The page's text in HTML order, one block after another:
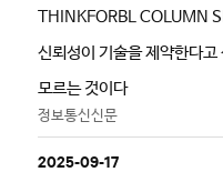
THINKFORBL COLUMN
신뢰성이 기술을 제약한다
모르는 것이다
정보통신신문
2025-09-17